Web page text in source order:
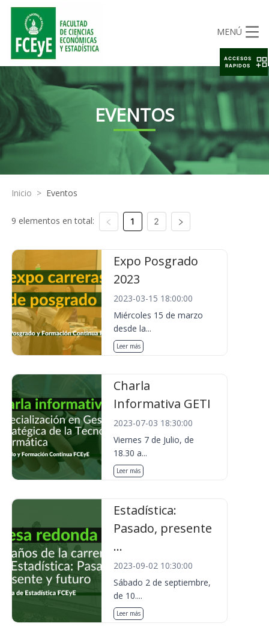
MENÚ
EVENTOS
Inicio > Eventos
9 elementos en total: 1 2
Expo Posgrado
2023
2023-03-15 18:00:00
Miércoles 15 de marzo
desde la...
Leer más
Charla
Informativa GETI
2023-07-03 18:30:00
Viernes 7 de Julio, de
18.30 a...
Leer más
Estadística:
Pasado, presente
...
2023-09-02 10:30:00
Sábado 2 de septiembre,
de 10....
Leer más
ACCESOS
RAPIDOS